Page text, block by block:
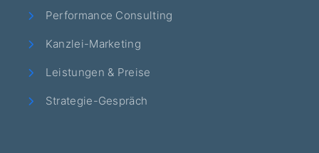
Performance Consulting
Kanzlei-Marketing
Leistungen & Preise
Strategie-Gespräch